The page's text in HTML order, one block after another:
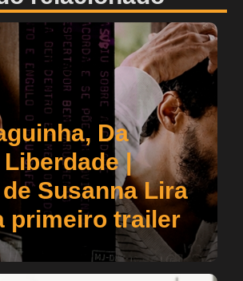
Da
|
Susanna Lira
primeiro trailer